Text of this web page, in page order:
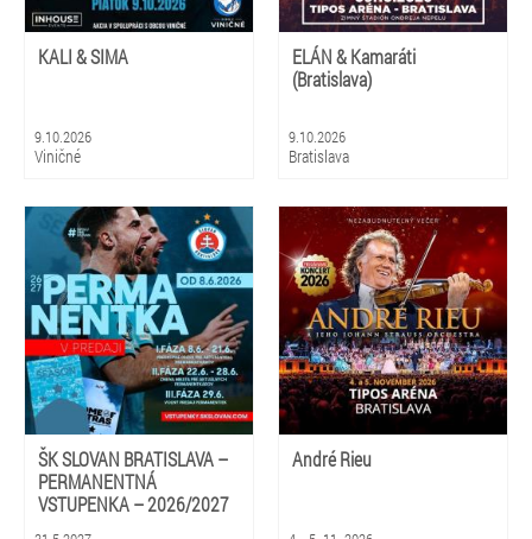
KALI & SIMA
9.10.2026
Viničné
ELÁN & Kamaráti
(Bratislava)
9.10.2026
Bratislava
ŠK SLOVAN BRATISLAVA –
PERMANENTNÁ
VSTUPENKA – 2026/2027
André Rieu